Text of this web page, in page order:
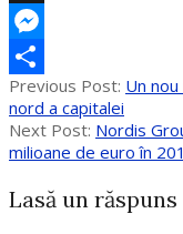
X
Messenger
Partajează
2019-
12-
05
Previous Post: Un
nord a capitalei
Next Post: Nordis
milioane de euro în
Lasă un răspuns